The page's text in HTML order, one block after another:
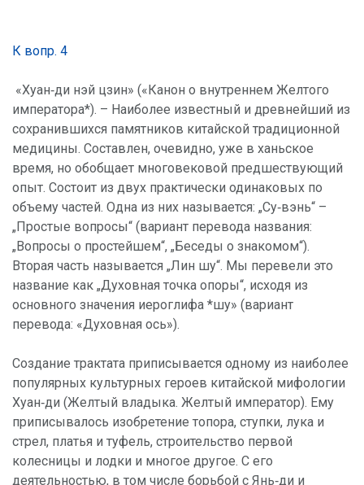
К вопр. 4
«Хуан‑ди нэй цзин» («Канон о внутреннем Желтого
императора*). – Наиболее известный и древнейший из
сохранившихся памятников китайской традиционной
медицины. Составлен, очевидно, уже в ханьское
время, но обобщает многовековой предшествующий
опыт. Состоит из двух практически одинаковых по
объему частей. Одна из них называется: „Су‑вэнь“ –
„Простые вопросы“ (вариант перевода названия:
„Вопросы о простейшем“, „Беседы о знакомом“).
Вторая часть называется „Лин шу“. Мы перевели это
название как „Духовная точка опоры“, исходя из
основного значения иероглифа *шу» (вариант
перевода: «Духовная ось»).
Создание трактата приписывается одному из наиболее
популярных культурных героев китайской мифологии
Хуан‑ди (Желтый владыка. Желтый император). Ему
приписывалось изобретение топора, ступки, лука и
стрел, платья и туфель, строительство первой
колесницы и лодки и многое другое. С его
деятельностью, в том числе борьбой с Янь‑ди и